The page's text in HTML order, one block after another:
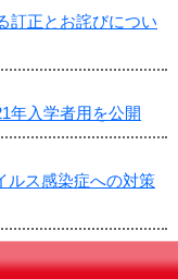
訂正とお詫びについ
入学者用を公開
ルス感染症への対策